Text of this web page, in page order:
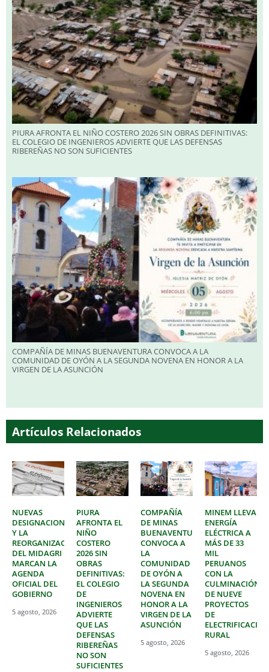
PIURA AFRONTA EL NIÑO COSTERO 2026 SIN OBRAS DEFINITIVAS:
EL COLEGIO DE INGENIEROS ADVIERTE QUE LAS DEFENSAS
RIBEREÑAS NO SON SUFICIENTES
COMPAÑÍA DE MINAS BUENAVENTURA CONVOCA A LA
COMUNIDAD DE OYÓN A LA SEGUNDA NOVENA EN HONOR A LA
VIRGEN DE LA ASUNCIÓN
Artículos Relacionados
NUEVAS
DESIGNACIONES
Y LA
REORGANIZACIÓN
DEL MIDAGRI
MARCAN LA
AGENDA
OFICIAL DEL
GOBIERNO
5 agosto, 2026
PIURA
AFRONTA EL
NIÑO
COSTERO
2026 SIN
OBRAS
DEFINITIVAS:
EL COLEGIO
DE
INGENIEROS
ADVIERTE
QUE LAS
DEFENSAS
RIBEREÑAS
NO SON
SUFICIENTES
COMPAÑÍA
DE MINAS
BUENAVENTURA
CONVOCA A
LA
COMUNIDAD
DE OYÓN A
LA SEGUNDA
NOVENA EN
HONOR A LA
VIRGEN DE LA
ASUNCIÓN
5 agosto, 2026
MINEM LLEVA
ENERGÍA
ELÉCTRICA A
MÁS DE 33
MIL
PERUANOS
CON LA
CULMINACIÓN
DE NUEVE
PROYECTOS
DE
ELECTRIFICACIÓN
RURAL
5 agosto, 2026